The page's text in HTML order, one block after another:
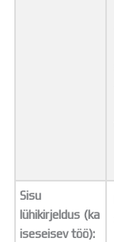
Sisu
lühikirjeldus (ka
iseseisev töö):